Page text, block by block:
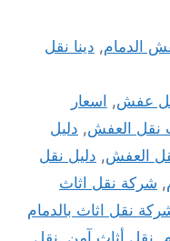
الدمام, دينا نقل
عفش, اسعار
نقل العفش, دليل
العفش, دليل نقل
, شركة نقل اثاث
نقل اثاث بالدمام
, نقل أثاث آمن, نقل